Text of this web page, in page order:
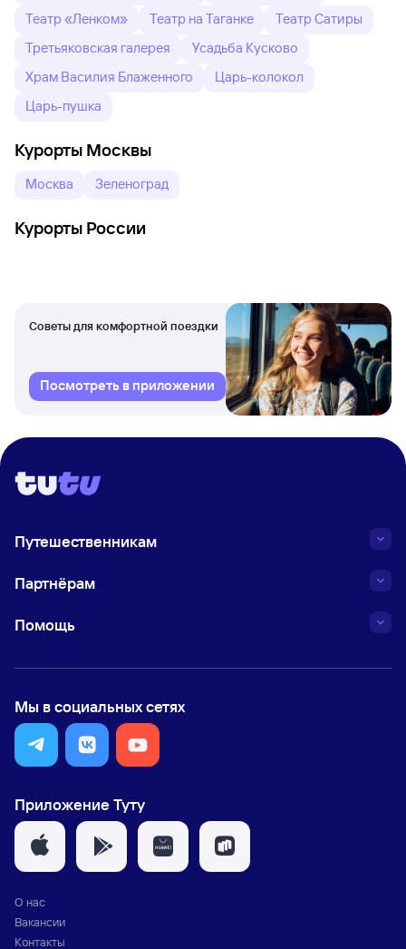
Театр «Ленком»
Театр на Таганке
Театр Сатиры
Третьяковская галерея
Усадьба Кусково
Храм Василия Блаженного
Царь-колокол
Царь-пушка
Курорты Москвы
Москва Зеленоград
Курорты России
Советы для комфортной поездки
Посмотреть в приложении
Путешественникам
Партнёрам
Помощь
Мы в социальных сетях
Приложение Туту
О нас
Вакансии
Контакты